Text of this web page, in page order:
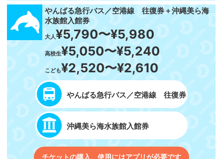
やんばる急行バス／空港線 往復券＋沖縄美ら海
水族館入館券
大人¥5,790〜¥5,980
高校生¥5,050〜¥5,240
こども¥2,520〜¥2,610
やんばる急行バス／空港線 往復券
沖縄美ら海水族館入館券
チケットの購入、使用にはアプリが必要です